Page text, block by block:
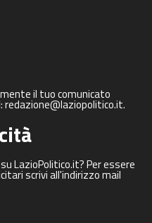
il tuo comunicato
LazioPolitico.it? Per essere
scrivi all'indirizzo mail